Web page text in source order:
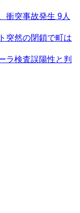
衝突事故発生 9人
突然の閉鎖で町は
ラ検査誤陽性と判